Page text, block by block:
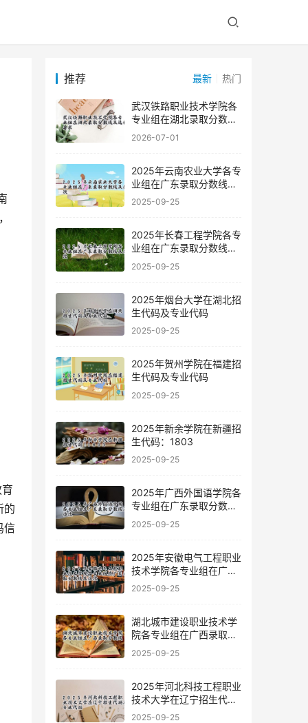
的
信
推荐 最新 热门
武汉铁路职业技术学院各
专业组在湖北录取分数线
及选科要求
2026-07-01
2025年云南农业大学各专
业组在广东录取分数线及
位次
2025-09-25
2025年长春工程学院各专
业组在广东录取分数线及
位次
2025-09-25
2025年烟台大学在湖北招
生代码及专业代码
2025-09-25
2025年贺州学院在福建招
生代码及专业代码
2025-09-25
2025年新余学院在新疆招
生代码：1803
2025-09-25
2025年广西外国语学院各
专业组在广东录取分数线
及位次
2025-09-25
2025年安徽电气工程职业
技术学院各专业组在广东
录取分数线及位次
2025-09-25
湖北城市建设职业技术学
院各专业组在广西录取分
数线
2025-09-25
2025年河北科技工程职业
技术大学在辽宁招生代码
及专业代码
2025-09-25